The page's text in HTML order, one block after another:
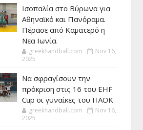
Ισοπαλία στο Βύρωνα για
Αθηναϊκό και Πανόραμα.
Πέρασε από Καματερό η
Νεα Ιωνία.
greekhandball.com
Nov 16,
2025
Να σφραγίσουν την
πρόκριση στις 16 του EHF
Cup οι γυναίκες του ΠΑΟΚ
greekhandball.com
Nov 16,
2025